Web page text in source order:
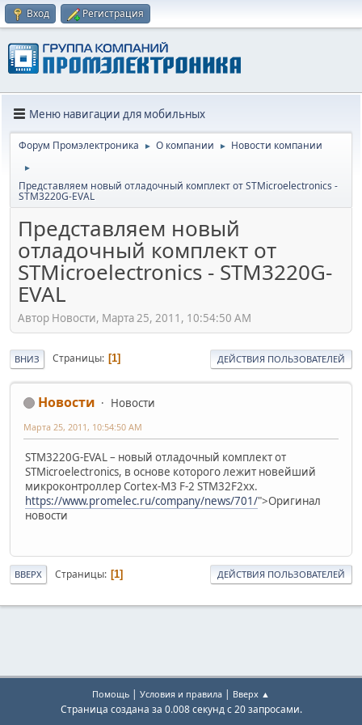
Вход Регистрация
Меню навигации для мобильных
Форум Промэлектроника ► О компании ► Новости компании
►
Представляем новый отладочный комплект от STMicroelectronics -
STM3220G-EVAL
Представляем новый
отладочный комплект от
STMicroelectronics - STM3220G-
EVAL
Автор Новости, Марта 25, 2011, 10:54:50 AM
ВНИЗ Страницы 1 ДЕЙСТВИЯ ПОЛЬЗОВАТЕЛЕЙ
Новости Новости
Марта 25, 2011, 10:54:50 AM
STM3220G-EVAL – новый отладочный комплект от
STMicroelectronics, в основе которого лежит новейший
микроконтроллер Cortex-M3 F-2 STM32F2xx.
https://www.promelec.ru/company/news/701/">Оригинал
новости
ВВЕРХ Страницы 1 ДЕЙСТВИЯ ПОЛЬЗОВАТЕЛЕЙ
Помощь | Условия и правила | Вверх ▲
Страница создана за 0.008 секунд с 20 запросами.